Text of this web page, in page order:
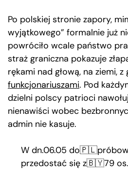
Po polskiej stronie zapory,
wyjątkowego” formalnie już
powróciło wcale państwo
straż graniczna pokazuje
rękami nad głową, na ziemi, z
funkcjonariuszami. Pod
dzielni polscy patrioci
nienawiści wobec
admin nie kasuje.
W dn.06.05
przedostać się z🇧🇾79